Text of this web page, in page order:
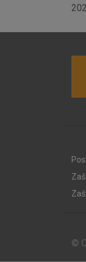
©